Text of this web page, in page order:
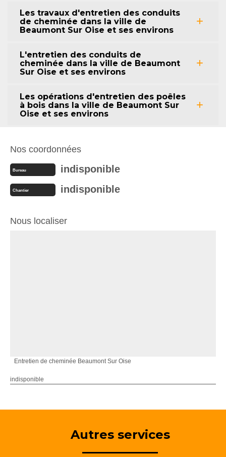
Les travaux d'entretien des conduits
de cheminée dans la ville de
Beaumont Sur Oise et ses environs
L'entretien des conduits de
cheminée dans la ville de Beaumont
Sur Oise et ses environs
Les opérations d'entretien des poêles
à bois dans la ville de Beaumont Sur
Oise et ses environs
Nos coordonnées
Bureau indisponible
Chantier indisponible
Nous localiser
Entretien de cheminée Beaumont Sur Oise
indisponible
Autres services